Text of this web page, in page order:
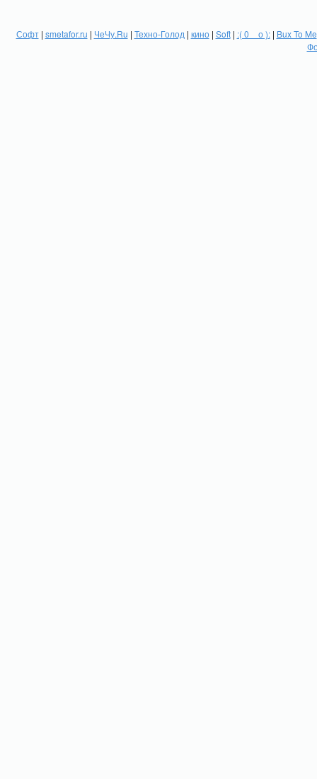
Софт| smetafor.ru | ЧеЧу.Ru | Техно-Голод | кино| Soft| :( 0 _ о ):| Bux To Me